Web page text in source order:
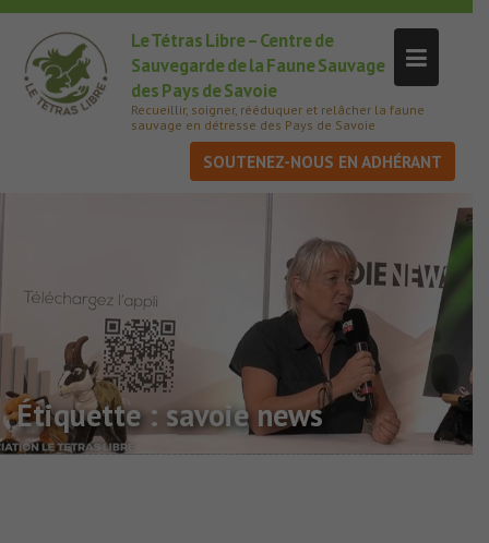
Le Tétras Libre – Centre de
Sauvegarde de la Faune Sauvage
des Pays de Savoie
Recueillir, soigner, rééduquer et relâcher la faune
sauvage en détresse des Pays de Savoie
SOUTENEZ-NOUS
Étiquette : savoie news